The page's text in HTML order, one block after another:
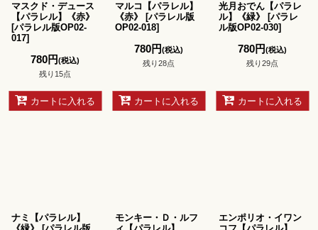
マスクド・デュース
【パラレル】《赤》
[パラレル版OP02-
017]
780円(税込)
残り15点
カートに入れる
マルコ【パラレル】
《赤》
[パラレル版
OP02-018]
780円(税込)
残り28点
カートに入れる
光月おでん【パラレ
ル】《緑》
[パラレ
ル版OP02-030]
780円(税込)
残り29点
カートに入れる
ナミ【パラレル】
モンキー・Ｄ・ルフ
エンポリオ・イワン